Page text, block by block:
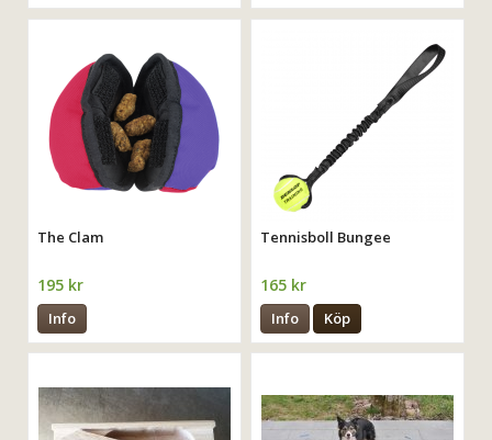
The Clam
195 kr
Info
Tennisboll Bungee
165 kr
Info Köp